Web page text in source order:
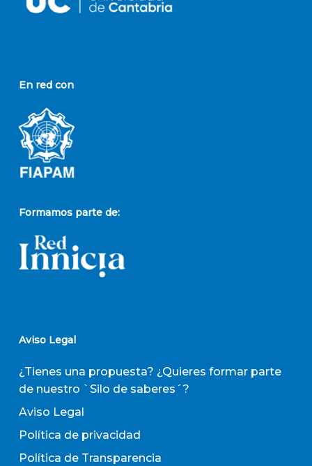
En red con
Formamos parte de:
Aviso Legal
¿Tienes una propuesta? ¿Quieres formar parte
de nuestro `Silo de saberes´?
Aviso Legal
Política de privacidad
Política de Transparencia